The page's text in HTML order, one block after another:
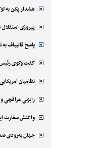
هشدار پکن به
پیروزی
پاسخ قالیباف
گفت وگوی
نظامیان
رایزنی عراقچی
واکنش سفارت
جهان به‌زودی